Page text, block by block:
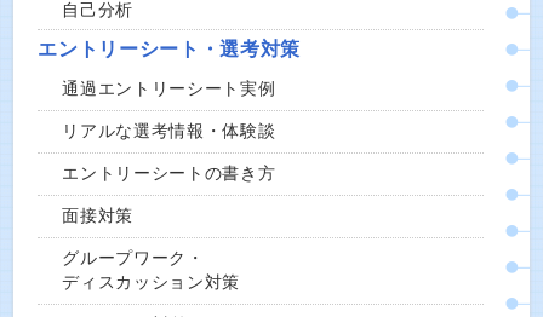
自己分析
エントリーシート・選考対策
通過エントリーシート実例
リアルな選考情報・体験談
エントリーシートの書き方
面接対策
グループワーク・
ディスカッション対策